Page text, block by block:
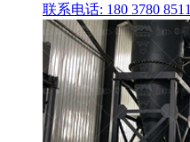
联系电话: 180 3780 8511